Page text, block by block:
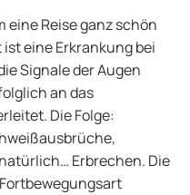
eine Reise ganz schön
eine Erkrankung bei
Signale der Augen
an das
Die Folge:
Erbrechen. Die